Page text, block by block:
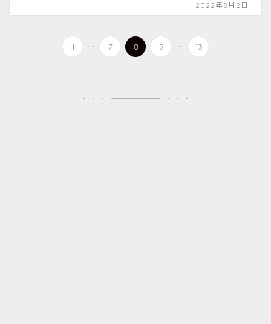
2022年8月2日
1 ... 7 8 9 ... 13